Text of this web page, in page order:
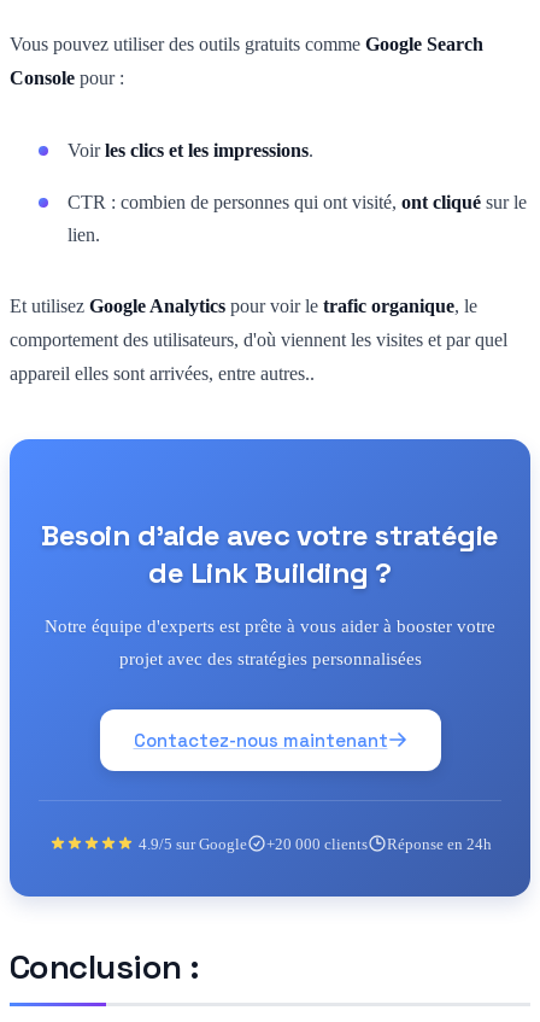
Vous pouvez utiliser des outils gratuits comme Google Search
Console pour :
Voirles clics et les impressions.
CTR : combien de personnes qui ont visité, ont cliqué sur le
lien.
Et utilisez Google Analytics pour voir le trafic organique, le
comportement des utilisateurs, d'où viennent les visites et par quel
appareil elles sont arrivées, entre autres..
Besoin d'aide avec votre stratégie
de Link Building ?
Notre équipe d'experts est prête à vous aider à booster votre
projet avec des stratégies personnalisées
Contactez-nous maintenant
4.9/5 sur Google +20 000 clients Réponse en 24h
Conclusion :